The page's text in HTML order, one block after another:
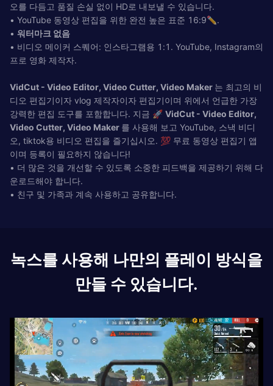
오를 다듬고 품질 손실 없이 HD로 내보낼 수 있습니다.
• YouTube 동영상 편집을 위한 완전 높은 표준 16:9✏️.
• 워터마크 없음
• 비디오 메이커 스퀘어: 인스타그램용 1:1. YouTube, Instagram의
프로 영화 제작자.
VidCut - Video Editor, Video Cutter, Video Maker 는 최고의 비
디오 편집기이자 vlog 제작자이자 편집기이며 위에서 언급한 가장
강력한 편집 도구를 포함합니다. 지금 🚀 VidCut - Video Editor,
Video Cutter, Video Maker 를 사용해 보고 YouTube, 스낵 비디
오, tiktok용 비디오 편집을 즐기십시오. 💯 무료 동영상 편집기 앱
이며 등록이 필요하지 않습니다!
• 더 많은 것을 개선할 수 있도록 소중한 피드백을 제공하기 위해 다
운로드해야 합니다.
• 친구 및 가족과 계속 사용하고 공유합니다.
녹스를 사용해 나만의 플레이 방식을
만들 수 있습니다.